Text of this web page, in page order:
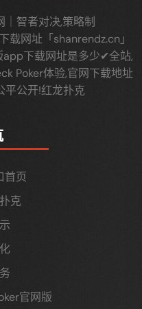
智者对决,策略制
网址「shanrendz.cn」
下载网址是多少✔全站,
Poker体验,官网下载地址
平公开!红龙扑克
首页
克
官网版